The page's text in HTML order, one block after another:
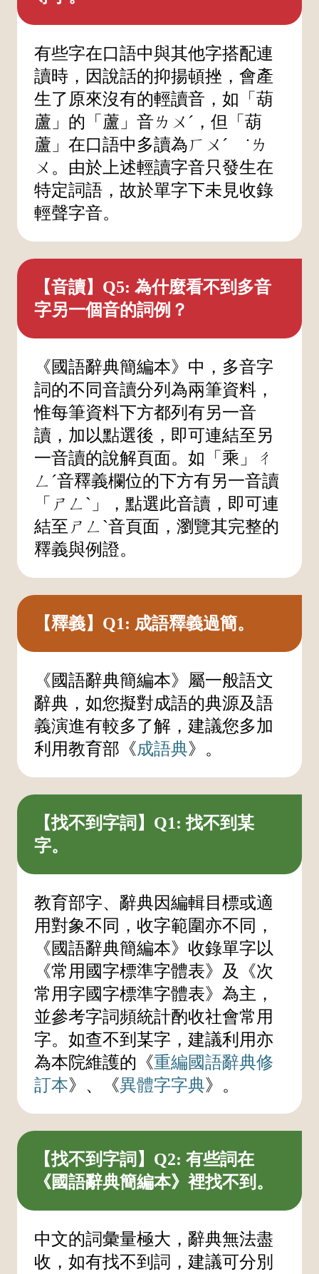
有些字在口語中與其他字搭配連
讀時，因說話的抑揚頓挫，會產
生了原來沒有的輕讀音，如「葫
蘆」的「蘆」音ㄌㄨˊ，但「葫
蘆」在口語中多讀為ㄏㄨˊ ˙ㄌ
ㄨ。由於上述輕讀字音只發生在
特定詞語，故於單字下未見收錄
輕聲字音。
【音讀】Q5: 為什麼看不到多音
字另一個音的詞例？
《國語辭典簡編本》中，多音字
詞的不同音讀分列為兩筆資料，
惟每筆資料下方都列有另一音
讀，加以點選後，即可連結至另
一音讀的說解頁面。如「乘」ㄔ
ㄥˊ音釋義欄位的下方有另一音讀
「ㄕㄥˋ」，點選此音讀，即可連
結至ㄕㄥˋ音頁面，瀏覽其完整的
釋義與例證。
【釋義】Q1: 成語釋義過簡。
《國語辭典簡編本》屬一般語文
辭典，如您擬對成語的典源及語
義演進有較多了解，建議您多加
利用教育部《成語典》。
【找不到字詞】Q1: 找不到某
字。
教育部字、辭典因編輯目標或適
用對象不同，收字範圍亦不同，
《國語辭典簡編本》收錄單字以
《常用國字標準字體表》及《次
常用字國字標準字體表》為主，
並參考字詞頻統計酌收社會常用
字。如查不到某字，建議利用亦
為本院維護的《重編國語辭典修
訂本》、《異體字字典》。
【找不到字詞】Q2: 有些詞在
《國語辭典簡編本》裡找不到。
中文的詞彙量極大，辭典無法盡
收，如有找不到詞，建議可分別